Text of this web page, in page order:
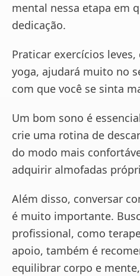
mental nessa etapa em
dedicação.
Praticar exercícios
yoga, ajudará muito no
com que você se sinta
Um bom sono é
crie uma rotina de
do modo mais
adquirir almofadas
Além disso, conversar
é muito importante.
profissional, como
apoio, também é
equilibrar corpo e